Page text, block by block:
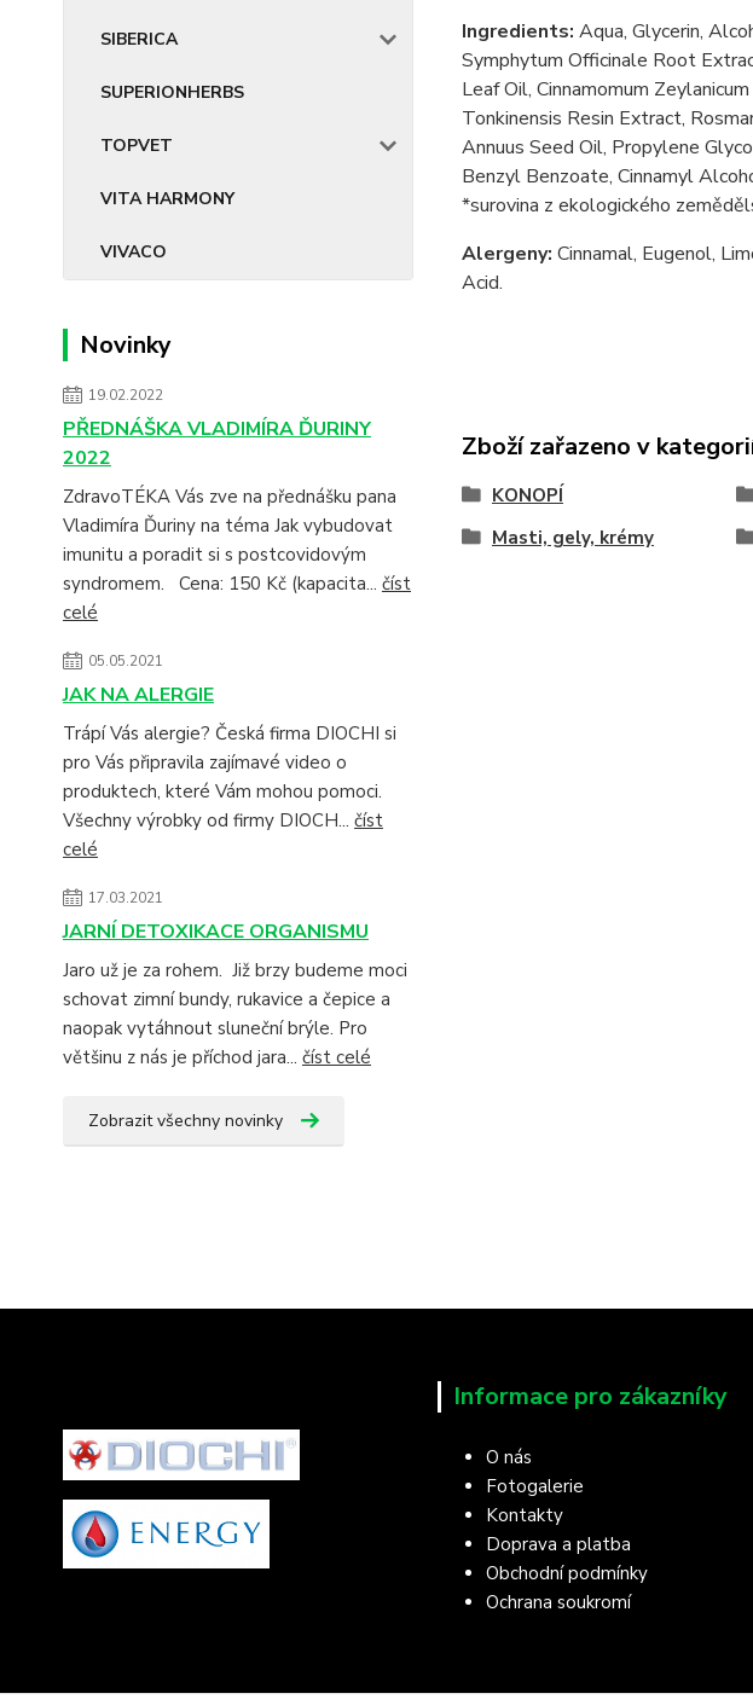
SIBERICA
SUPERIONHERBS
TOPVET
VITA HARMONY
VIVACO
Novinky
19.02.2022
PŘEDNÁŠKA VLADIMÍRA ĎURINY
2022
ZdravoTÉKA Vás zve na přednášku pana
Vladimíra Ďuriny na téma Jak vybudovat
imunitu a poradit si s postcovidovým
syndromem. Cena: 150 Kč (kapacita... číst
celé
05.05.2021
JAK NA ALERGIE
Trápí Vás alergie? Česká firma DIOCHI si
pro Vás připravila zajímavé video o
produktech, které Vám mohou pomoci.
Všechny výrobky od firmy DIOCH... číst
celé
17.03.2021
JARNÍ DETOXIKACE ORGANISMU
Jaro už je za rohem. Již brzy budeme moci
schovat zimní bundy, rukavice a čepice a
naopak vytáhnout sluneční brýle. Pro
většinu z nás je příchod jara... číst celé
Zobrazit všechny novinky
Ingredients: Aqua, Glycerin,
Symphytum Officinale Root
Leaf Oil, Cinnamomum
Tonkinensis Resin Extract,
Annuus Seed Oil, Propylene
Benzyl Benzoate, Cinnamyl
*surovina z ekologického
Alergeny: Cinnamal, Eugenol,
Acid.
Zboží zařazeno v
KONOPÍ
Masti, gely, krémy
Informace pro zákazníky
O nás
Fotogalerie
Kontakty
Doprava a platba
Obchodní podmínky
Ochrana soukromí